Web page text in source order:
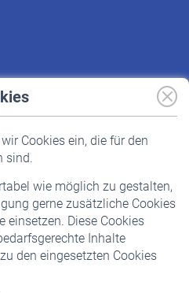
Cookies ein, die für den
sind.
wie möglich zu gestalten,
gerne zusätzliche Cookies
einsetzen. Diese Cookies
Inhalte
den eingesetzten Cookies